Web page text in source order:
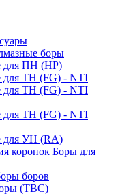
боры
для ПН (HP)
для ТН (FG) - NTI
для ТН (FG) - NTI
для ТН (FG) - NTI
для УН (RA)
Боры для
боров